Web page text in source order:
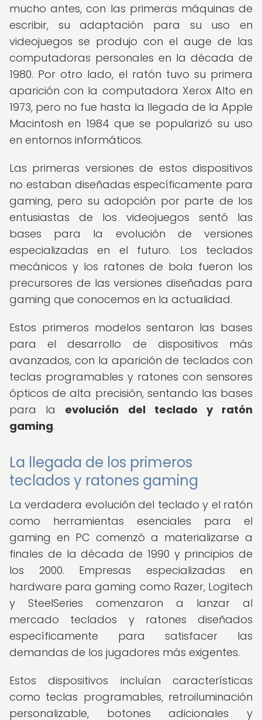
mucho antes, con las primeras máquinas de
escribir, su adaptación para su uso en
videojuegos se produjo con el auge de las
computadoras personales en la década de
1980. Por otro lado, el ratón tuvo su primera
aparición con la computadora Xerox Alto en
1973, pero no fue hasta la llegada de la Apple
Macintosh en 1984 que se popularizó su uso
en entornos informáticos.
Las primeras versiones de estos dispositivos
no estaban diseñadas específicamente para
gaming, pero su adopción por parte de los
entusiastas de los videojuegos sentó las
bases para la evolución de versiones
especializadas en el futuro. Los teclados
mecánicos y los ratones de bola fueron los
precursores de las versiones diseñadas para
gaming que conocemos en la actualidad.
Estos primeros modelos sentaron las bases
para el desarrollo de dispositivos más
avanzados, con la aparición de teclados con
teclas programables y ratones con sensores
ópticos de alta precisión, sentando las bases
para la evolución del teclado y ratón
gaming.
La llegada de los primeros
teclados y ratones gaming
La verdadera evolución del teclado y el ratón
como herramientas esenciales para el
gaming en PC comenzó a materializarse a
finales de la década de 1990 y principios de
los 2000. Empresas especializadas en
hardware para gaming como Razer, Logitech
y SteelSeries comenzaron a lanzar al
mercado teclados y ratones diseñados
específicamente para satisfacer las
demandas de los jugadores más exigentes.
Estos dispositivos incluían características
como teclas programables, retroiluminación
personalizable, botones adicionales y